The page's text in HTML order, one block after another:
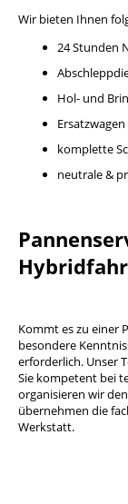
Wir bieten Ihnen
24 Stunden
Hol- und
Ersatzwagen
komplette
neutrale &
Kommt es zu einer
besondere
erforderlich. Unser
Sie kompetent bei
organisieren wir
übernehmen die
Werkstatt.